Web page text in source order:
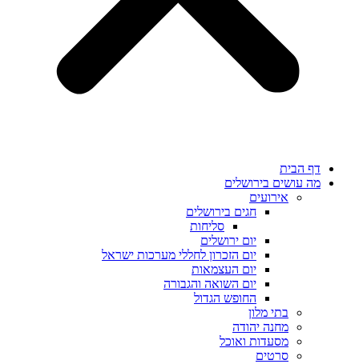
דף הבית
מה עושים בירושלים
אירועים
חגים בירושלים
סליחות
יום ירושלים
יום הזכרון לחללי מערכות ישראל
יום העצמאות
יום השואה והגבורה
החופש הגדול
בתי מלון
מחנה יהודה
מסעדות ואוכל
סרטים